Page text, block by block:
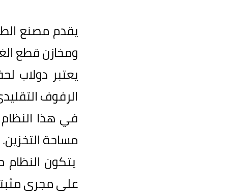
يقدم مصنع
ومخازن قطع
يعتبر دولاب
الرفوف
في هذا النظام
مساحة التخزين.
يتكون
على مجرى